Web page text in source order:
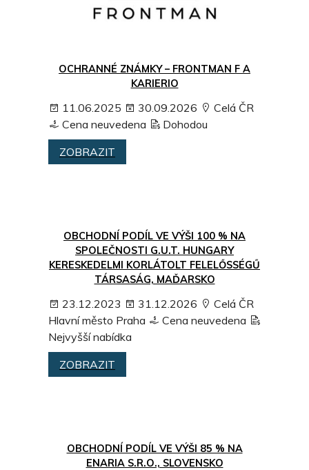
OCHRANNÉ ZNÁMKY – FRONTMAN F A
KARIERIO
11.06.2025 30.09.2026
Celá ČR
Cena neuvedena
Dohodou
ZOBRAZIT
OBCHODNÍ PODÍL VE VÝŠI 100 % NA
SPOLEČNOSTI G.U.T. HUNGARY
KERESKEDELMI KORLÁTOLT FELELŐSSÉGŰ
TÁRSASÁG, MAĎARSKO
23.12.2023 31.12.2026
Celá ČR
Hlavní město Praha
Cena neuvedena
Nejvyšší nabídka
ZOBRAZIT
OBCHODNÍ PODÍL VE VÝŠI 85 % NA
ENARIA S.R.O., SLOVENSKO